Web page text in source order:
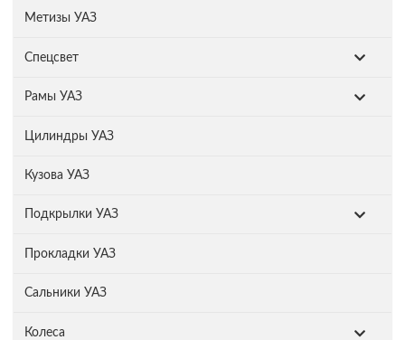
Метизы УАЗ
Спецсвет
Рамы УАЗ
Цилиндры УАЗ
Кузова УАЗ
Подкрылки УАЗ
Прокладки УАЗ
Сальники УАЗ
Колеса